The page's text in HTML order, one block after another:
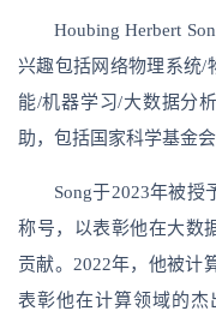
Houbing Herbert
兴趣包括网络物理系统/
能/机器学习/大数据分
助，包括国家科学基金
Song于2023年被授
称号，以表彰他在大数
贡献。2022年，他被计
表彰他在计算领域的杰